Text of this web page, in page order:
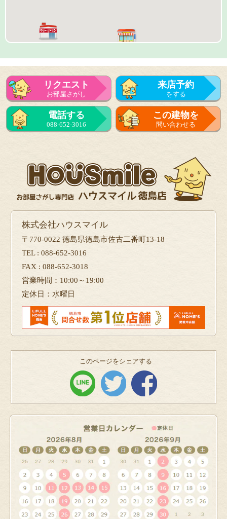
リクエスト
お部屋さがし
来店予約
をする
来店予約
をする
電話する
088-652-3016
この建物を
問い合わせる
株式会社ハウスマイル
〒770-0022 徳島県徳島市佐古二番町13-18
TEL : 088-652-3016
FAX : 088-652-3018
営業時間：10:00～19:00
定休日：水曜日
このページをシェアする